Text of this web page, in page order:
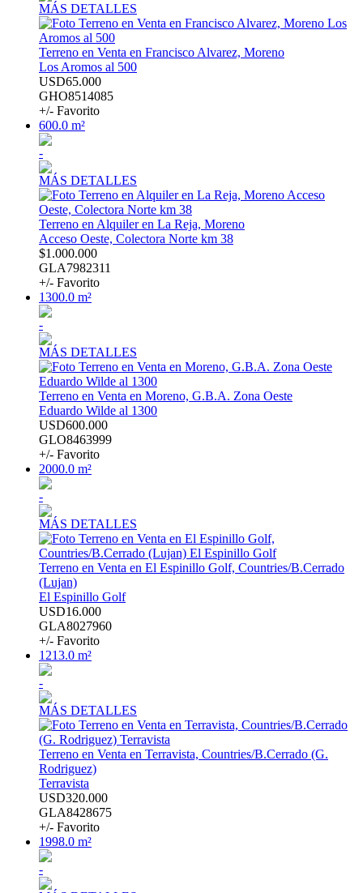
MÁS DETALLES
Terreno en Venta en Francisco Alvarez, Moreno
Los Aromos al 500
USD65.000
GHO8514085
+/- Favorito
600.0 m²
-
MÁS DETALLES
Terreno en Alquiler en La Reja, Moreno
Acceso Oeste, Colectora Norte km 38
$1.000.000
GLA7982311
+/- Favorito
1300.0 m²
-
MÁS DETALLES
Terreno en Venta en Moreno, G.B.A. Zona Oeste
Eduardo Wilde al 1300
USD600.000
GLO8463999
+/- Favorito
2000.0 m²
-
MÁS DETALLES
Terreno en Venta en El Espinillo Golf, Countries/B.Cerrado
(Lujan)
El Espinillo Golf
USD16.000
GLA8027960
+/- Favorito
1213.0 m²
-
MÁS DETALLES
Terreno en Venta en Terravista, Countries/B.Cerrado (G.
Rodriguez)
Terravista
USD320.000
GLA8428675
+/- Favorito
1998.0 m²
-